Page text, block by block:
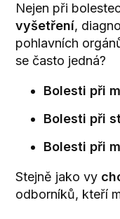
Nejen při
vyšetření,
pohlavních
se často jedná?
Bolesti při
Bolesti při
Bolesti při
Stejně jako vy
odborníků, kteří